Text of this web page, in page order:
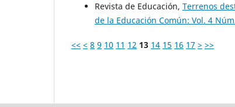
Revista de Educación, Terrenos
de la Educación Común: Vol. 4
<< < 8 9 10 11 12 13 14 15 16 17 > >>